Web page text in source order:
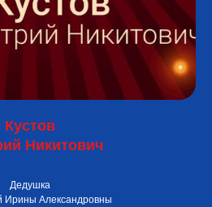
Кустов
Никитович
Дедушка
Ирины Александровны